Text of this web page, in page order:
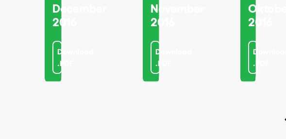
December
2016
Download
.PDF
November
2016
Download
.PDF
Oktober
2016
Download
.PDF